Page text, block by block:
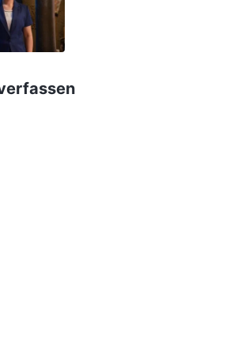
wird sich das auf die Arbeit
war wirklich bestürzt, als sie das